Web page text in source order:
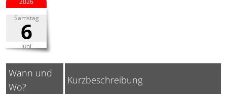
Samstag
6
Juni
2026
Wann und
Wo?
Kurzbeschreibung